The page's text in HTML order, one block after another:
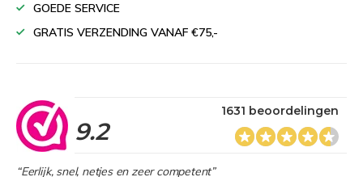
GOEDE SERVICE
GRATIS VERZENDING VANAF €75,-
9.2
1631 beoordelingen
“Eerlijk, snel, netjes en zeer competent”